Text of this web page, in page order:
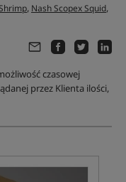
, Nash Scopex Squid,
czasowej
przez Klienta ilości,